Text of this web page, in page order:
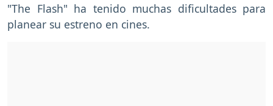
"The Flash" ha tenido muchas dificultades para
planear su estreno en cines.